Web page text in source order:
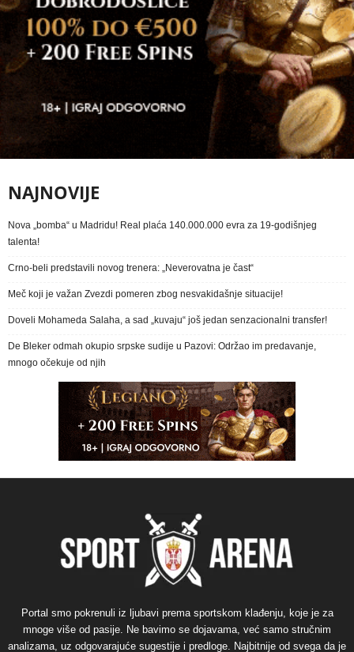
NAJNOVIJE
Nova „bomba“ u Madridu! Real plaća 140.000.000 evra za 19-godišnjeg
talenta!
Crno-beli predstavili novog trenera: „Neverovatna je čast“
Meč koji je važan Zvezdi pomeren zbog nesvakidašnje situacije!
Doveli Mohameda Salaha, a sad „kuvaju“ još jedan senzacionalni transfer!
De Bleker odmah okupio srpske sudije u Pazovi: Održao im predavanje,
mnogo očekuje od njih
Portal smo pokrenuli iz ljubavi prema sportskom klađenju, koje je za
mnoge više od pasije. Ne bavimo se dojavama, već samo stručnim
analizama, uz odgovarajuće sugestije i predloge. Najbitnije od svega da je